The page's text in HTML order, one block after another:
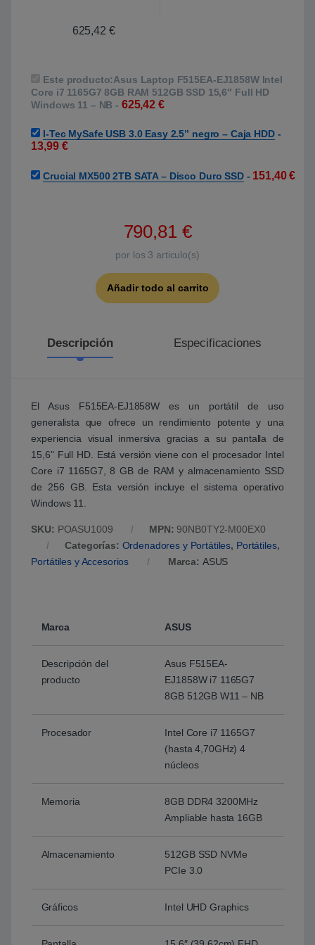
625,42 €
Este producto:Asus Laptop F515EA-EJ1858W Intel
Core i7 1165G7 8GB RAM 512GB SSD 15,6″ Full HD
Windows 11 – NB - 625,42 €
I-Tec MySafe USB 3.0 Easy 2.5” negro – Caja HDD-
13,99 €
Crucial MX500 2TB SATA – Disco Duro SSD- 151,40€
790,81 €
por los 3 articulo(s)
Añadir todo al carrito
Descripción Especificaciones
El Asus F515EA-EJ1858W es un portátil de uso
generalista que ofrece un rendimiento potente y una
experiencia visual inmersiva gracias a su pantalla de
15,6" Full HD. Está versión viene con el procesador Intel
Core i7 1165G7, 8 GB de RAM y almacenamiento SSD
de 256 GB. Esta versión incluye el sistema operativo
Windows 11.
SKU: POASU1009 MPN: 90NB0TY2-M00EX0
Categorías: Ordenadores y Portátiles, Portátiles,
Portátiles y Accesorios
Marca: ASUS
Marca ASUS
Descripción del
producto
Asus F515EA-
EJ1858W i7 1165G7
8GB 512GB W11 – NB
Procesador
Intel Core i7 1165G7
(hasta 4,70GHz) 4
núcleos
Memoria
8GB DDR4 3200MHz
Ampliable hasta 16GB
Almacenamiento
512GB SSD NVMe
PCIe 3.0
Gráficos Intel UHD Graphics